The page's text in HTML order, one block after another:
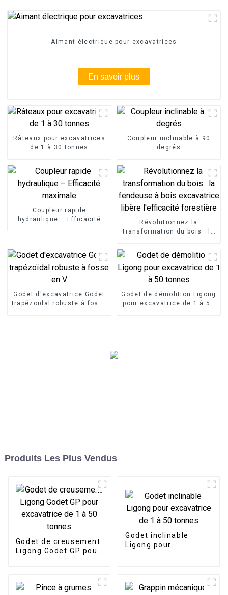
Aimant électrique pour excavatrices
En savoir plus
Râteaux pour excavatrices
de 1 à 30 tonnes
Coupleur inclinable à 90
degrés
Coupleur rapide
hydraulique – Efficacité
Révolutionnez la
transformation du bois : la
l'efficacité forestière
Godet d'excavatrice Godet
trapézoïdal robuste à fossé
Godet de démolition Ligong
pour excavatrice de 1 à 50
Produits Les Plus Vendus
Godet de creusement
Ligong Godet GP pour
Godet inclinable
Ligong pour